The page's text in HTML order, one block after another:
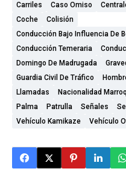
Carriles
Caso Omiso
Coche
Colisión
Conducción Bajo Influencia De
Conducción Temeraria
Domingo De Madrugada
Guardia Civil De Tráfico
Llamadas
Nacionalidad
Palma
Patrulla Señales
Vehículo Kamikaze
Vehículo